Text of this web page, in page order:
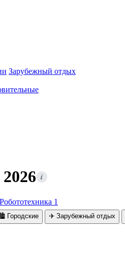
Зарубежный отдых
i
Робототехника 1
Городские ✈️ Зарубежный отдых